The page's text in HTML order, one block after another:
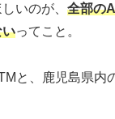
いのが、 全部の
いってこと。
と、鹿児島県内